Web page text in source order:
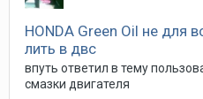
HONDA Green Oil не для
лить в двс
впуть ответил в тему
смазки двигателя